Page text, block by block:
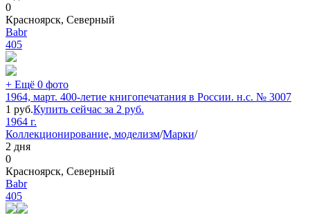
0
Красноярск, Северный
Babr
405
+ Ещё 0 фото
1964, март. 400-летие книгопечатания в России. н.с. № 3007
1 руб.Купить сейчас за 2 руб.
1964 г.
Коллекционирование, моделизм/Марки/
2 дня
0
Красноярск, Северный
Babr
405